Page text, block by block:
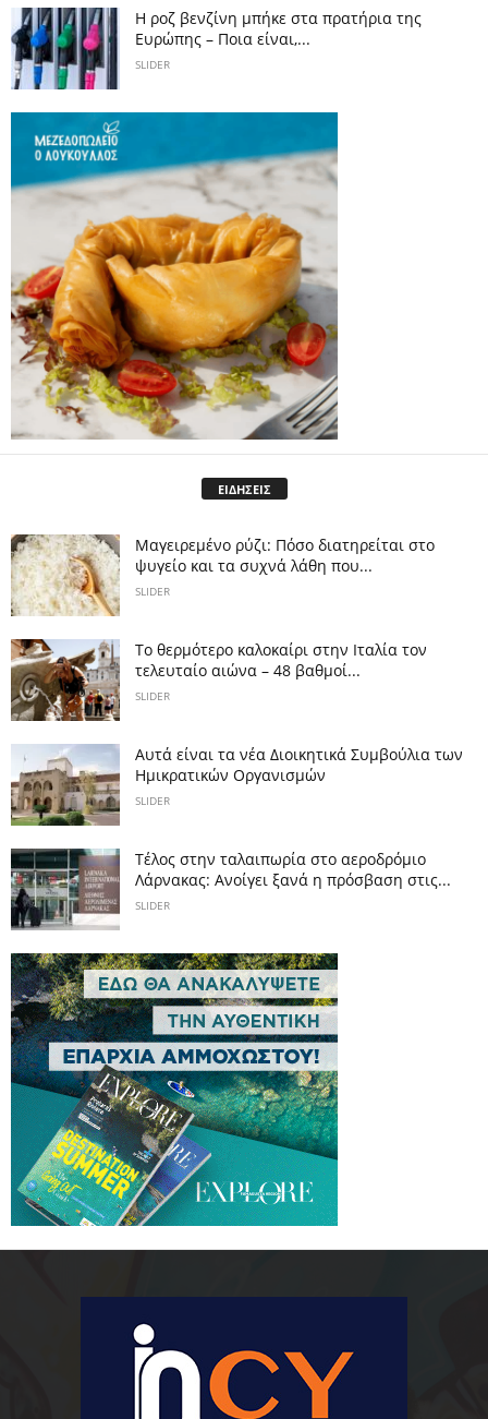
Η ροζ βενζίνη μπήκε στα πρατήρια της
Ευρώπης – Ποια είναι,...
SLIDER
ΕΙΔΗΣΕΙΣ
Μαγειρεμένο ρύζι: Πόσο διατηρείται στο
ψυγείο και τα συχνά λάθη που...
SLIDER
Το θερμότερο καλοκαίρι στην Ιταλία τον
τελευταίο αιώνα – 48 βαθμοί...
SLIDER
Αυτά είναι τα νέα Διοικητικά Συμβούλια των
Ημικρατικών Οργανισμών
SLIDER
Tέλος στην ταλαιπωρία στο αεροδρόμιο
Λάρνακας: Ανοίγει ξανά η πρόσβαση στις...
SLIDER